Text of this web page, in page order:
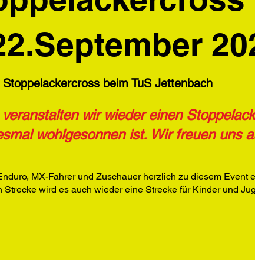
Stoppelackercross beim TuS Jettenbach
wir wieder einen
wohlgesonnen ist. Wir freuen uns
MX-Fahrer und Zuschauer herzlich zu diesem Event
wird es auch wieder eine Strecke für Kinder und